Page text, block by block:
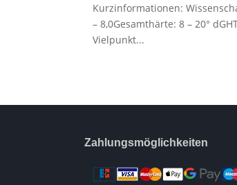
Kurzinformationen:
– 8,0Gesamthärte: 8 – 20°
Vielpunkt...
Zahlungsmöglichkeiten